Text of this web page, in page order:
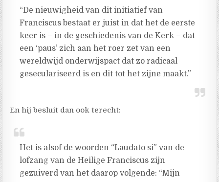
“De nieuwigheid van dit initiatief van
Franciscus bestaat er juist in dat het de eerste
keer is – in de geschiedenis van de Kerk – dat
een ‘paus’ zich aan het roer zet van een
wereldwijd onderwijspact dat zo radicaal
geseculariseerd is en dit tot het zijne maakt.”
En hij besluit dan ook terecht:
Het is alsof de woorden “Laudato si” van de
lofzang van de Heilige Franciscus zijn
gezuiverd van het daarop volgende: “Mijn